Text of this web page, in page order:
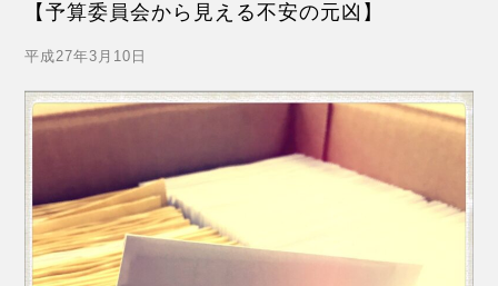
【予算委員会から見える不安の元凶】
平成27年3月10日